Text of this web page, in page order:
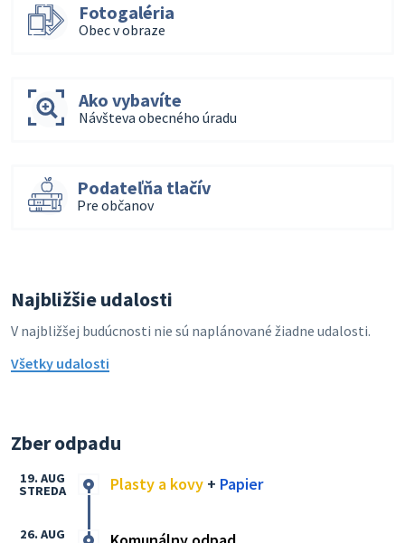
Fotogaléria
Obec v obraze
Ako vybavíte
Návšteva obecného úradu
Podateľňa tlačív
Pre občanov
Najbližšie udalosti
V najbližšej budúcnosti nie sú naplánované žiadne udalosti.
Všetky udalosti
Zber odpadu
Plasty a kovy + Papier
19. AUG
STREDA
26. AUG